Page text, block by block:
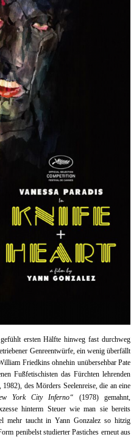
ersten Hälfte hinweg fast durchweg
Genreentwürfe, ein wenig überfällt
Friedkins ohnehin unübersehbar Pate
Fußfetischisten das Fürchten lehrenden
des Mörders Seelenreise, die an eine
York City Inferno“ (1978) gemahnt,
hinterm Steuer wie man sie bereits
mehr taucht in Yann Gonzalez so hitzig
penibelst studierter Pastiches erneut aus